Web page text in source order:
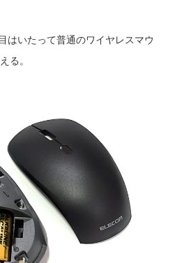
はいたって普通のワイヤレスマウ
る。